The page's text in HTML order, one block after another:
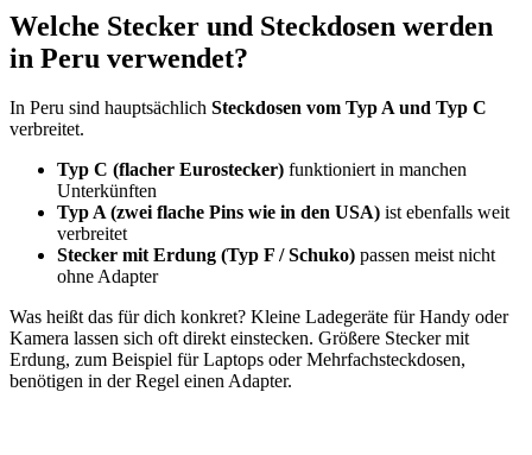
Welche Stecker und Steckdosen werden
in Peru verwendet?
In Peru sind hauptsächlich Steckdosen vom Typ A und Typ C
verbreitet.
Typ C (flacher Eurostecker) funktioniert in manchen
Unterkünften
Typ A (zwei flache Pins wie in den USA) ist ebenfalls weit
verbreitet
Stecker mit Erdung (Typ F / Schuko) passen meist nicht
ohne Adapter
Was heißt das für dich konkret? Kleine Ladegeräte für Handy oder
Kamera lassen sich oft direkt einstecken. Größere Stecker mit
Erdung, zum Beispiel für Laptops oder Mehrfachsteckdosen,
benötigen in der Regel einen Adapter.